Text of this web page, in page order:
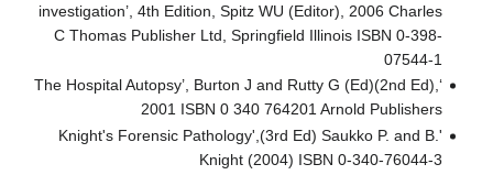
investigation’, 4th Edition, Spitz WU (Editor), 2006 Charles
C Thomas Publisher Ltd, Springfield Illinois ISBN 0-398-
07544-1
‘The Hospital Autopsy’, Burton J and Rutty G (Ed)(2nd Ed),
2001 ISBN 0 340 764201 Arnold Publishers
'Knight's Forensic Pathology',(3rd Ed) Saukko P. and B.
Knight (2004) ISBN 0-340-76044-3